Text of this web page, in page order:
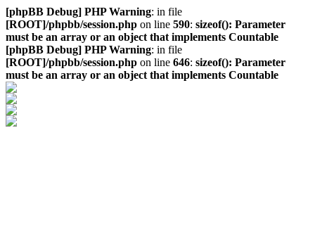
[phpBB Debug] PHP Warning: in file
[ROOT]/phpbb/session.php on line 590: sizeof(): Parameter
must be an array or an object that implements Countable
[phpBB Debug] PHP Warning: in file
[ROOT]/phpbb/session.php on line 646: sizeof(): Parameter
must be an array or an object that implements Countable